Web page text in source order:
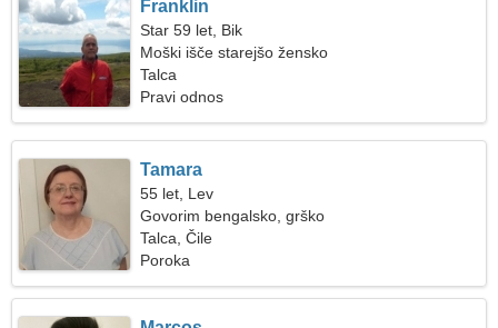
Franklin
Star 59 let, Bik
Moški išče starejšo žensko
Talca
Pravi odnos
Tamara
55 let, Lev
Govorim bengalsko, grško
Talca, Čile
Poroka